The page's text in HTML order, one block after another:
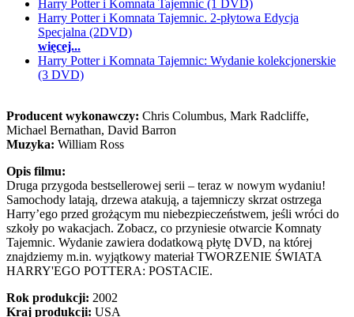
Harry Potter i Komnata Tajemnic (1 DVD)
Harry Potter i Komnata Tajemnic. 2-płytowa Edycja
Specjalna (2DVD)
więcej...
Harry Potter i Komnata Tajemnic: Wydanie kolekcjonerskie
(3 DVD)
Producent wykonawczy: Chris Columbus, Mark Radcliffe,
Michael Bernathan, David Barron
Muzyka: William Ross
Opis filmu:
Druga przygoda bestsellerowej serii – teraz w nowym wydaniu!
Samochody latają, drzewa atakują, a tajemniczy skrzat ostrzega
Harry’ego przed grożącym mu niebezpieczeństwem, jeśli wróci do
szkoły po wakacjach. Zobacz, co przyniesie otwarcie Komnaty
Tajemnic. Wydanie zawiera dodatkową płytę DVD, na której
znajdziemy m.in. wyjątkowy materiał TWORZENIE ŚWIATA
HARRY'EGO POTTERA: POSTACIE.
Rok produkcji: 2002
Kraj produkcji: USA